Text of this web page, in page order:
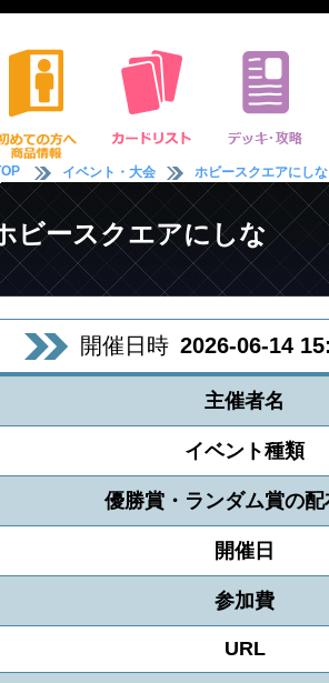
イベント・大会 ホビースクエアにしな
ビースクエアにしな
開催日時 2026-06-14
主催者名
イベント種類
優勝賞・ランダム賞の
開催日
参加費
URL